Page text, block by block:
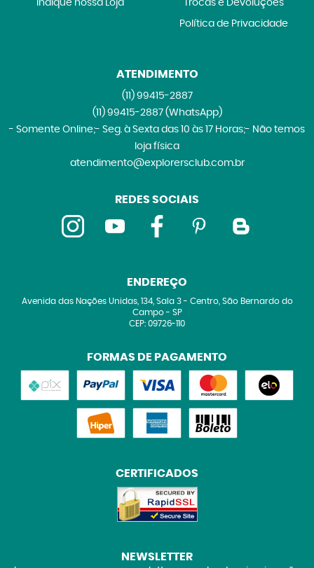
Indique nossa Loja Trocas e Devoluções
Política de Privacidade
ATENDIMENTO
(11)99415-2887
(11)99415-2887 (WhatsApp)
- Somente Online;- Seg. à Sexta das 10 às 17 Horas;- Não temos
loja física
atendimento@explorersclub.com.br
REDES SOCIAIS
ENDEREÇO
Avenida das Nações Unidas, 134, Sala 3- Centro, São Bernardo do
Campo- SP
CEP: 09726-110
FORMAS DE PAGAMENTO
CERTIFICADOS
NEWSLETTER